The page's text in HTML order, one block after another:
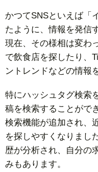
かつてSNSといえば「
たように、情報を発信
現在、その様相は変わ
で飲食店を探したり、
ントレンドなどの情報
特にハッシュタグ検索
稿を検索することがで
検索機能が追加され、
を探しやすくなりまし
歴が分析され、自分の
みもあります。